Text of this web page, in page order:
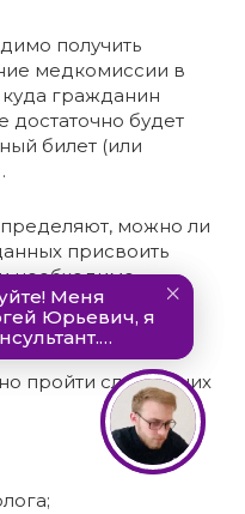
получить
медкомиссии в
гражданин
достаточно будет
билет (или
можно ли
присвоить
необходимо
пройти следующих